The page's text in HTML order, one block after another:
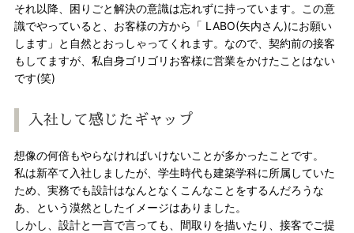
それ以降、困りごと解決の意識は忘れずに持っています。この意
識でやっていると、お客様の方から「 LABO(矢内さん)にお願い
します」と自然とおっしゃってくれます。なので、契約前の接客
もしてますが、私自身ゴリゴリお客様に営業をかけたことはない
です(笑)
入社して感じたギャップ
想像の何倍もやらなければいけないことが多かったことです。
私は新卒て入社しましたが、学生時代も建築学科に所属していた
ため、実務でも設計はなんとなくこんなことをするんだろうな
あ、という漠然としたイメージはありました。
しかし、設計と一言で言っても、間取りを描いたり、接客でご提